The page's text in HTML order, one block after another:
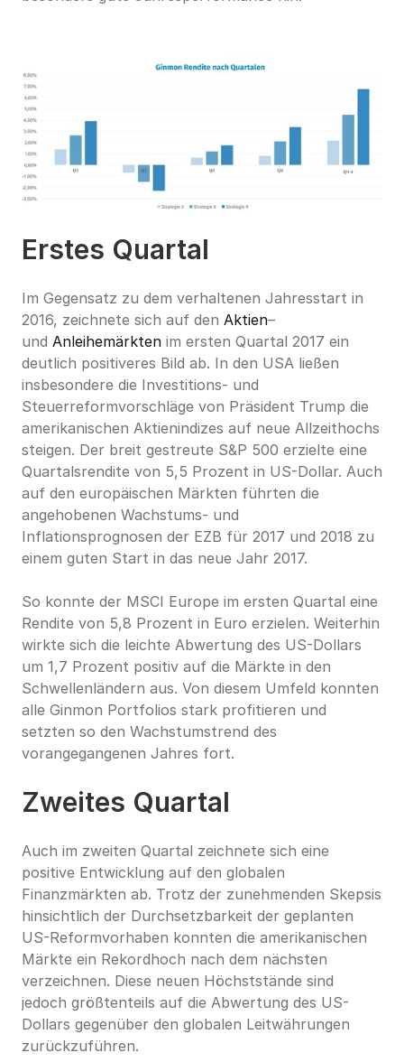
Erstes Quartal
Im Gegensatz zu dem verhaltenen Jahresstart in
2016, zeichnete sich auf den Aktien–
und Anleihemärkten im ersten Quartal 2017 ein
deutlich positiveres Bild ab. In den USA ließen
insbesondere die Investitions- und
Steuerreformvorschläge von Präsident Trump die
amerikanischen Aktienindizes auf neue Allzeithochs
steigen. Der breit gestreute S&P 500 erzielte eine
Quartalsrendite von 5,5 Prozent in US-Dollar. Auch
auf den europäischen Märkten führten die
angehobenen Wachstums- und
Inflationsprognosen der EZB für 2017 und 2018 zu
einem guten Start in das neue Jahr 2017.
So konnte der MSCI Europe im ersten Quartal eine
Rendite von 5,8 Prozent in Euro erzielen. Weiterhin
wirkte sich die leichte Abwertung des US-Dollars
um 1,7 Prozent positiv auf die Märkte in den
Schwellenländern aus. Von diesem Umfeld konnten
alle Ginmon Portfolios stark profitieren und
setzten so den Wachstumstrend des
vorangegangenen Jahres fort.
Zweites Quartal
Auch im zweiten Quartal zeichnete sich eine
positive Entwicklung auf den globalen
Finanzmärkten ab. Trotz der zunehmenden Skepsis
hinsichtlich der Durchsetzbarkeit der geplanten
US-Reformvorhaben konnten die amerikanischen
Märkte ein Rekordhoch nach dem nächsten
verzeichnen. Diese neuen Höchststände sind
jedoch größtenteils auf die Abwertung des US-
Dollars gegenüber den globalen Leitwährungen
zurückzuführen.